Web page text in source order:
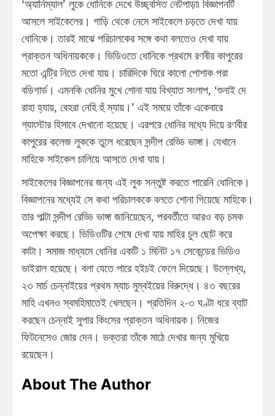
‘অ্যানিম্যাল’ লুকে ধোনিকে দেখে উচ্ছ্বসিত নেটপাড়া৷ বিজ্ঞাপনটি
আসলে সাইকেলের। গাড়ি থেকে নেমে সাইকেলে চড়তে দেখা যায়
ধোনিকে। তারই মাঝে পরিচালকের সঙ্গে কথা বলতেও দেখা যায়
প্রাক্তন অধিনায়ককে। ভিডিওতে ধোনিকে প্রথমে রণবীর কাপুরের
মতো এন্ট্রি নিতে দেখা যায়। চারিদিকে ঘিরে কালো পোশাক পরা
বডিগার্ড। এমনকি ধোনির মুখে শোনা যায় বিখ্যাত সংলাপ, ‘শুনাই দে
রাহা হ্যায়, বেহরা নেহি হুঁ ম্যায়।’ এই সময়ে তাঁকে একেবারে
গ্যাংস্টার হিসাবে দেখানো হয়েছে। এরপরে ধোনির মধ্যে দিয়ে রণবীর
কাপুরের কলেজ লুককে তুলে ধরেছেন সন্দীপ রেড্ডি ভাঙ্গা। যেখানে
মাহিকে সাইকেল চালিয়ে আসতে দেখা যায়।
সাইকেলের বিজ্ঞাপনের জন্য এই লুক সন্তুষ্ট করতে পারেনি ধোনিকে।
বিজ্ঞাপনের মধ্যেই সে কথা পরিচালককে বলতে শোনা গিয়েছে মাহিকে।
তার পাল্টা সন্দীপ রেড্ডি ভাঙ্গা জানিয়েছেন, পরবর্তীতে আরও বড় চমক
অপেক্ষা করছে। ভিডিওটির শেষে দেখা যায় মাহির চুল ছোট করে
কাটা। সমাজ মাধ্যমে ধোনির একটি ১ মিনিট ১৭ সেকেন্ডের ভিডিও
ভাইরাল হয়েছে। বলা যেতে পারে হইচই ফেলে দিয়েছে। উল্লেখ্য,
২৩ মার্চ চেন্নাইয়ের প্রথম ম্যাচ মুম্বইয়ের বিরুদ্ধে। ৪৩ বছরের
মাহি এখনও স্বমহিমাতেই খেলছেন। প্রতিদিন ২-৩ ঘণ্টা ধরে ব্যাট
করছেন চেন্নাই সুপার কিংসের প্রাক্তন অধিনায়ক। নিজের
ফিটনেসেও জোর দেন। ভক্তরা তাঁকে মাঠে দেখার জন্য মুখিয়ে
রয়েছেন।
About The Author